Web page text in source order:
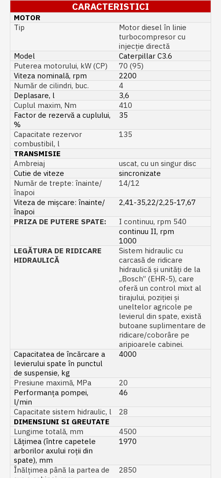
CARACTERISTICI
MOTOR
Tip
Motor diesel în linie
turbocompresor cu
injecție directă
Model
Caterpillar C3.6
Puterea motorului, kW (CP)
70 (95)
Viteza nominală, rpm
2200
Număr de cilindri, buc.
4
Deplasare, l
3,6
Cuplul maxim, Nm
410
Factor de rezervă a cuplului,
%
35
Capacitate rezervor
combustibil, l
135
TRANSMISIE
Ambreiaj
uscat, cu un singur disc
Cutie de viteze
sincronizate
Număr de trepte: înainte/
înapoi
14/12
Viteza de mișcare: înainte/
înapoi
2,41-35,22/2,25-17,67
PRIZA DE PUTERE SPATE:
I continuu, rpm 540
continuu II, rpm
1000
LEGĂTURA DE RIDICARE
HIDRAULICĂ
Sistem hidraulic cu
carcasă de ridicare
hidraulică și unități de la
„Bosch” (EHR-5), care
oferă un control mixt al
tirajului, poziției și
uneltelor agricole pe
levierul din spate, există
butoane suplimentare de
ridicare/coborâre pe
aripioarele cabinei.
Capacitatea de încărcare a
levierului spate în punctul
de suspensie, kg
4000
Presiune maximă, MPa
20
Performanța pompei,
l/min
46
Capacitate sistem hidraulic, l
28
DIMENSIUNI SI GREUTATE
Lungime totală, mm
4500
Lățimea (între capetele
arborilor axului roții din
spate), mm
1970
Înălțimea până la partea de
2850